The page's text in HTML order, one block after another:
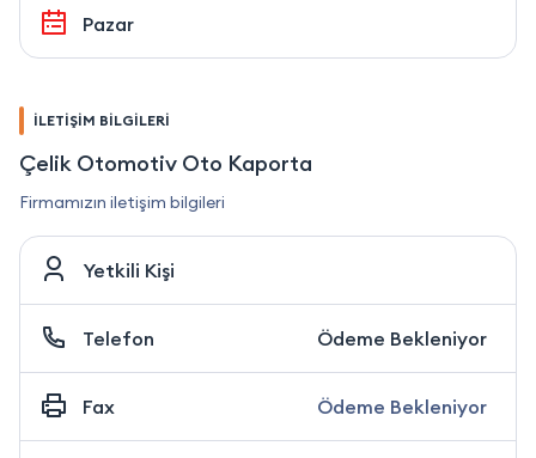
Pazar
İLETİŞİM BİLGİLERİ
Çelik Otomotiv Oto Kaporta
Firmamızın iletişim bilgileri
Yetkili Kişi
Telefon Ödeme Bekleniyor
Fax Ödeme Bekleniyor